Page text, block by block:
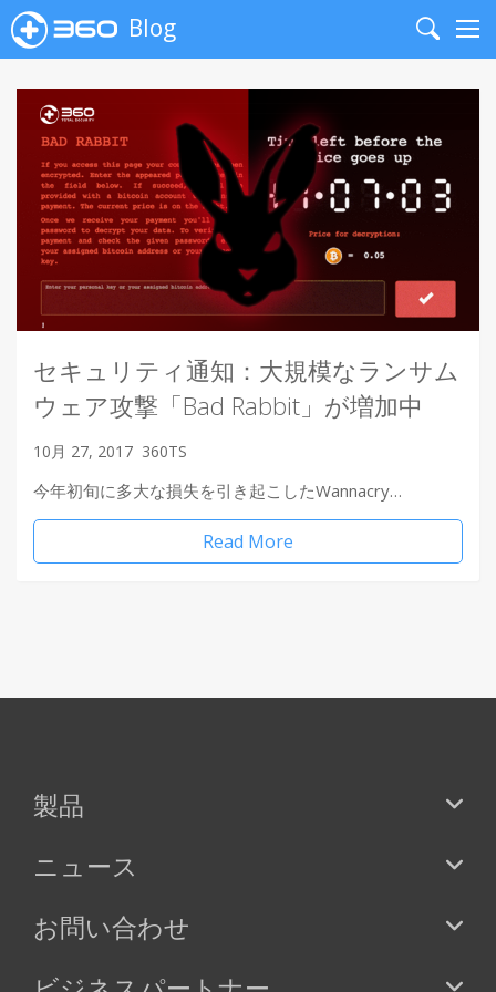
Blog
Search
セキュリティ通知：大規模なランサム
ウェア攻撃「Bad Rabbit」が増加中
10月 27, 2017 360TS
今年初旬に多大な損失を引き起こしたWannacry…
Read More
製品
ニュース
お問い合わせ